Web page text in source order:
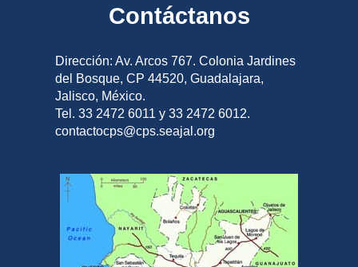
Contáctanos
Dirección: Av. Arcos 767. Colonia Jardines
del Bosque, CP 44520, Guadalajara,
Jalisco, México.
Tel. 33 2472 6011 y 33 2472 6012.
contactocps@cps.seajal.org